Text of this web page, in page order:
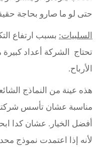
حتى لو ما صارو بحاجة
السلبيات: بسبب ارتفاع
تحتاج الشركة أعداد
الأرباح.
هذه عينة من النماذج
مناسبة عشان تأسس
أفضل الخيار. عشان كدا
لأنه إذا اعتمدت نموذج